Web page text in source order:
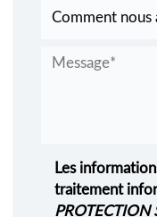
Les
traitement
PROTECTION